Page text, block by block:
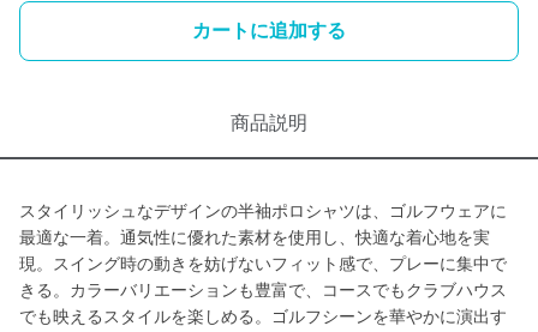
カートに追加する
商品説明
スタイリッシュなデザインの半袖ポロシャツは、ゴルフウェアに
最適な一着。通気性に優れた素材を使用し、快適な着心地を実
現。スイング時の動きを妨げないフィット感で、プレーに集中で
きる。カラーバリエーションも豊富で、コースでもクラブハウス
でも映えるスタイルを楽しめる。ゴルフシーンを華やかに演出す